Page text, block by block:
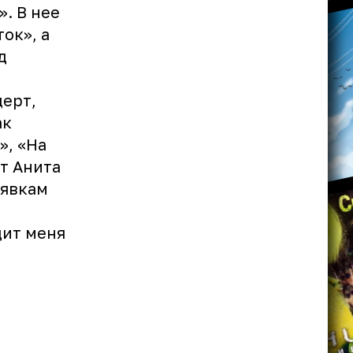
В нее
а
«На
Анита
меня